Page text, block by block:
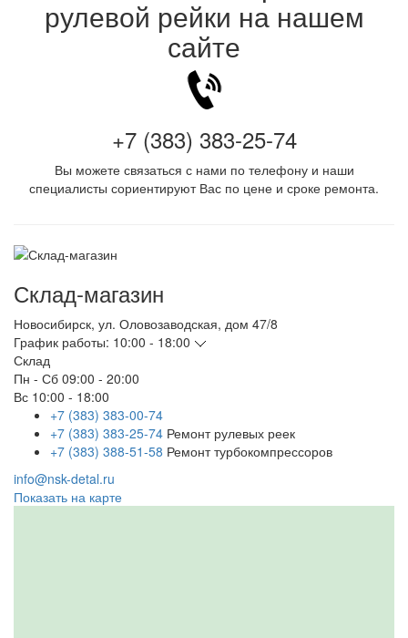
рулевой рейки на нашем
сайте
+7 (383) 383-25-74
Вы можете связаться с нами по телефону и наши
специалисты сориентируют Вас по цене и сроке ремонта.
Склад-магазин
Новосибирск, ул. Оловозаводская, дом 47/8
График работы: 10:00 - 18:00
Склад
Пн - Сб 09:00 - 20:00
Вс 10:00 - 18:00
+7 (383) 383-00-74
+7 (383) 383-25-74 Ремонт рулевых реек
+7 (383) 388-51-58 Ремонт турбокомпрессоров
info@nsk-detal.ru
Показать на карте